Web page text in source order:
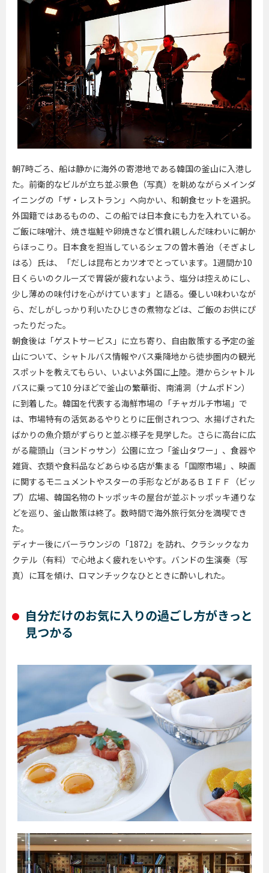
朝7時ごろ、船は静かに海外の寄港地である韓国の釜山に入港し
た。前衛的なビルが立ち並ぶ景色（写真）を眺めながらメインダ
イニングの「ザ・レストラン」へ向かい、和朝食セットを選択。
外国籍ではあるものの、この船では日本食にも力を入れている。
ご飯に味噌汁、焼き塩鮭や卵焼きなど慣れ親しんだ味わいに朝か
らほっこり。日本食を担当しているシェフの曽木善治（そぎよし
はる）氏は、「だしは昆布とカツオでとっています。1週間か10
日くらいのクルーズで胃袋が疲れないよう、塩分は控えめにし、
少し薄めの味付けを心がけています」と語る。優しい味わいなが
ら、だしがしっかり利いたひじきの煮物などは、ご飯のお供にぴ
ったりだった。
朝食後は「ゲストサービス」に立ち寄り、自由散策する予定の釜
山について、シャトルバス情報やバス乗降地から徒歩圏内の観光
スポットを教えてもらい、いよいよ外国に上陸。港からシャトル
バスに乗って10 分ほどで釜山の繁華街、南浦洞（ナムポドン）
に到着した。韓国を代表する海鮮市場の「チャガルチ市場」で
は、市場特有の活気あるやりとりに圧倒されつつ、水揚げされた
ばかりの魚介類がずらりと並ぶ様子を見学した。さらに高台に広
がる龍頭山（ヨンドゥサン）公園に立つ「釜山タワー」、食器や
雑貨、衣類や食料品などあらゆる店が集まる「国際市場」、映画
に関するモニュメントやスターの手形などがあるＢＩＦＦ（ビッ
プ）広場、韓国名物のトッポッキの屋台が並ぶトッポッキ通りな
どを巡り、釜山散策は終了。数時間で海外旅行気分を満喫でき
た。
ディナー後にバーラウンジの「1872」を訪れ、クラシックなカ
クテル（有料）で心地よく疲れをいやす。バンドの生演奏（写
真）に耳を傾け、ロマンチックなひとときに酔いしれた。
自分だけのお気に入りの過ごし方がきっと
見つかる